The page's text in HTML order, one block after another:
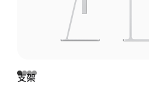
支架